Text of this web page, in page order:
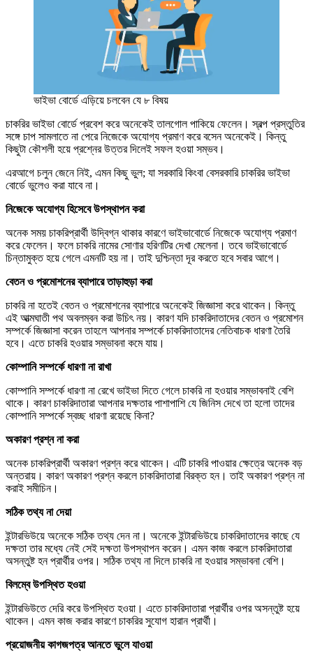
ভাইভা বোর্ডে এড়িয়ে চলবেন যে ৮ বিষয়
চাকরির ভাইভা বোর্ডে প্রবেশ করে অনেকেই তালগোল পাকিয়ে ফেলেন। স্বল্প প্রস্তুতির
সঙ্গে চাপ সামলাতে না পেরে নিজেকে অযোগ্য প্রমাণ করে বসেন অনেকেই। কিন্তু
কিছুটা কৌশলী হয়ে প্রশ্নের উত্তর দিলেই সফল হওয়া সম্ভব।
এরআগে চলুন জেনে নিই, এমন কিছু ভুল; যা সরকারি কিংবা বেসরকারি চাকরির ভাইভা
বোর্ডে ভুলেও করা যাবে না।
নিজেকে অযোগ্য হিসেবে উপস্থাপন করা
অনেক সময় চাকরিপ্রার্থী উদ্বিগ্ন থাকার কারণে ভাইভাবোর্ডে নিজেকে অযোগ্য প্রমাণ
করে ফেলেন। ফলে চাকরি নামের সোণার হরিণটির দেখা মেলেনা। তবে ভাইভাবোর্ডে
চিন্তামুক্ত হয়ে গেলে এমনটি হয় না। তাই দুশ্চিন্তা দূর করতে হবে সবার আগে।
বেতন ও প্রমোশনের ব্যাপারে তাড়াহুড়া করা
চাকরি না হতেই বেতন ও প্রমোশনের ব্যাপারে অনেকেই জিজ্ঞাসা করে থাকেন। কিন্তু
এই আত্মঘাতী পথ অবলম্বন করা উচিৎ নয়। কারণ যদি চাকরিদাতাদের বেতন ও প্রমোশন
সম্পর্কে জিজ্ঞাসা করেন তাহলে আপনার সম্পর্কে চাকরিদাতাদের নেতিবাচক ধারণা তৈরি
হবে। এতে চাকরি হওয়ার সম্ভাবনা কমে যায়।
কোম্পানি সম্পর্কে ধারণা না রাখা
কোম্পানি সম্পর্কে ধারণা না রেখে ভাইভা দিতে গেলে চাকরি না হওয়ার সম্ভাবনাই বেশি
থাকে। কারণ চাকরিদাতারা আপনার দক্ষতার পাশাপাশি যে জিনিস দেখে তা হলো তাদের
কোম্পানি সম্পর্কে স্বচ্ছ ধারণা রয়েছে কিনা?
অকারণ প্রশ্ন না করা
অনেক চাকরিপ্রার্থী অকারণ প্রশ্ন করে থাকেন। এটি চাকরি পাওয়ার ক্ষেত্রে অনেক বড়
অন্তরায়। কারণ অকারণ প্রশ্ন করলে চাকরিদাতারা বিরক্ত হন। তাই অকারণ প্রশ্ন না
করাই সমীচিন।
সঠিক তথ্য না দেয়া
ইন্টারভিউয়ে অনেকে সঠিক তথ্য দেন না। অনেকে ইন্টারভিউয়ে চাকরিদাতাদের কাছে যে
দক্ষতা তার মধ্যে নেই সেই দক্ষতা উপস্থাপন করেন। এমন কাজ করলে চাকরিদাতারা
অসন্তুষ্ট হন প্রার্থীর ওপর। সঠিক তথ্য না দিলে চাকরি না হওয়ার সম্ভাবনা বেশি।
বিলম্বে উপস্থিত হওয়া
ইন্টারভিউতে দেরি করে উপস্থিত হওয়া। এতে চাকরিদাতারা প্রার্থীর ওপর অসন্তুষ্ট হয়ে
থাকেন। এমন কাজ করার কারণে চাকরির সুযোগ হারান প্রার্থী।
প্রয়োজনীয় কাগজপত্র আনতে ভুলে যাওয়া